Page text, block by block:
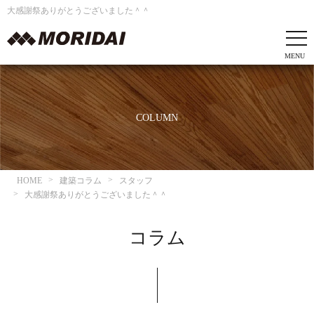
大感謝祭ありがとうございました＾＾
COLUMN
HOME 建築コラム
スタッフ
大感謝祭ありがとうございました＾＾
コラム